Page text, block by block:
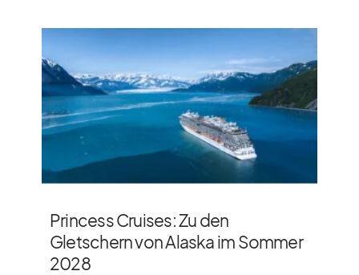
Princess Cruises: Zu den
Gletschern von Alaska im Sommer
2028